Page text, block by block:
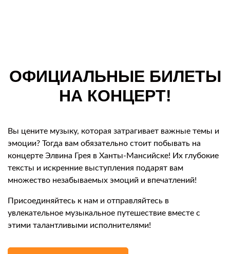
ОФИЦИАЛЬНЫЕ БИЛЕТЫ
НА КОНЦЕРТ!
Вы цените музыку, которая затрагивает важные темы и
эмоции? Тогда вам обязательно стоит побывать на
концерте Элвина Грея в Ханты-Мансийске! Их глубокие
тексты и искренние выступления подарят вам
множество незабываемых эмоций и впечатлений!
Присоединяйтесь к нам и отправляйтесь в
увлекательное музыкальное путешествие вместе с
этими талантливыми исполнителями!